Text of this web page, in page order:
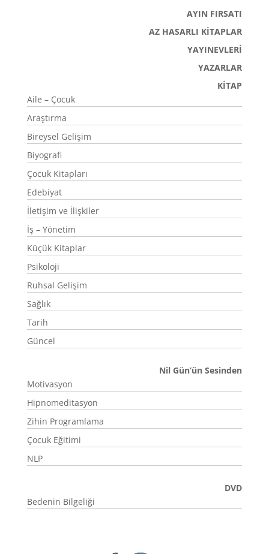
AYIN FIRSATI
AZ HASARLI KİTAPLAR
YAYINEVLERİ
YAZARLAR
KİTAP
Aile – Çocuk
Araştırma
Bireysel Gelişim
Biyografi
Çocuk Kitapları
Edebiyat
İletişim ve İlişkiler
İş – Yönetim
Küçük Kitaplar
Psikoloji
Ruhsal Gelişim
Sağlık
Tarih
Güncel
Nil Gün’ün Sesinden
Motivasyon
Hipnomeditasyon
Zihin Programlama
Çocuk Eğitimi
NLP
DVD
Bedenin Bilgeliği